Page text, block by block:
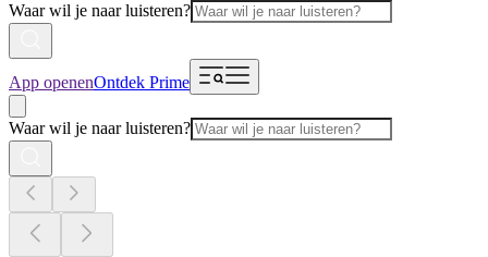
Waar wil je naar luisteren?
App openenOntdek Prime
Waar wil je naar luisteren?